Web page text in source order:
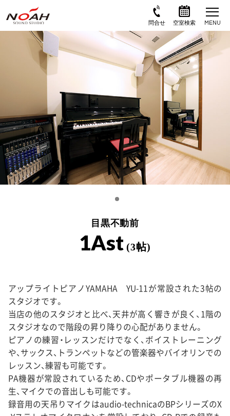
目黒不動前
1Ast (3帖)
アップライトピアノYAMAHA YU-11が常設された3帖の
スタジオです。
当店の他のスタジオと比べ、天井が高く響きが良く、1階の
スタジオなので階段の昇り降りの心配がありません。
ピアノの練習・レッスンだけでなく、ボイストレーニング
や、サックス、トランペットなどの管楽器やバイオリンでの
レッスン、練習も可能です。
PA機器が常設されているため、CDやポータブル機器の再
生、マイクでの音出しも可能です。
録音用の天吊りマイクはaudio-technicaのBPシリーズのX